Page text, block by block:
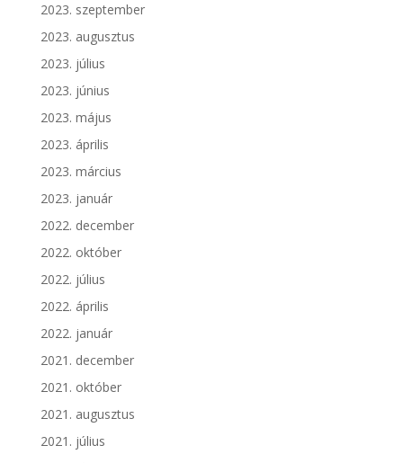
2023. szeptember
2023. augusztus
2023. július
2023. június
2023. május
2023. április
2023. március
2023. január
2022. december
2022. október
2022. július
2022. április
2022. január
2021. december
2021. október
2021. augusztus
2021. július